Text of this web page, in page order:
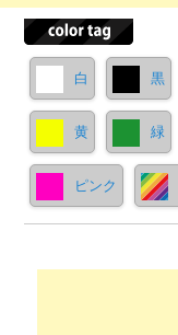
白 黒
黄 緑
ピンク